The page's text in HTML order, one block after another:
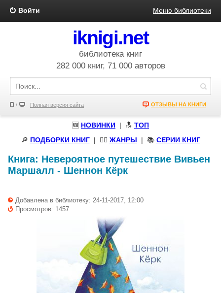
Войти Меню библиотеки
iknigi.net
библиотека книг
282 000 книг, 71 000 авторов
Полная версия сайта ОТЗЫВЫ НА КНИГИ
🆕 НОВИНКИ | 🔝 ТОП
🔎 ПОДБОРКИ КНИГ| 🧝‍♀️ ЖАНРЫ | 📚 СЕРИИ КНИГ
Книга: Невероятное путешествие Вивьен
Маршалл - Шеннон Кёрк
Добавлена в библиотеку: 24-11-2017, 12:00
Просмотров: 1457